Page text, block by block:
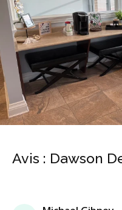
Avis : Dawson